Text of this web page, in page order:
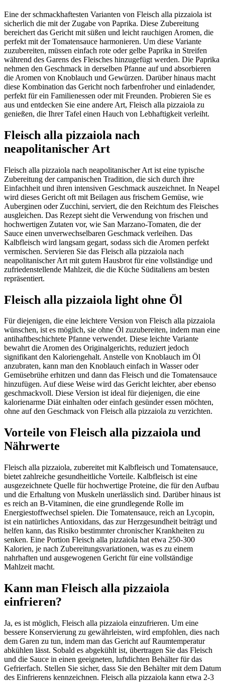
Eine der schmackhaftesten Varianten von Fleisch alla pizzaiola ist
sicherlich die mit der Zugabe von Paprika. Diese Zubereitung
bereichert das Gericht mit süßen und leicht rauchigen Aromen, die
perfekt mit der Tomatensauce harmonieren. Um diese Variante
zuzubereiten, müssen einfach rote oder gelbe Paprika in Streifen
während des Garens des Fleisches hinzugefügt werden. Die Paprika
nehmen den Geschmack in derselben Pfanne auf und absorbieren
die Aromen von Knoblauch und Gewürzen. Darüber hinaus macht
diese Kombination das Gericht noch farbenfroher und einladender,
perfekt für ein Familienessen oder mit Freunden. Probieren Sie es
aus und entdecken Sie eine andere Art, Fleisch alla pizzaiola zu
genießen, die Ihrer Tafel einen Hauch von Lebhaftigkeit verleiht.
Fleisch alla pizzaiola nach
neapolitanischer Art
Fleisch alla pizzaiola nach neapolitanischer Art ist eine typische
Zubereitung der campanischen Tradition, die sich durch ihre
Einfachheit und ihren intensiven Geschmack auszeichnet. In Neapel
wird dieses Gericht oft mit Beilagen aus frischem Gemüse, wie
Auberginen oder Zucchini, serviert, die den Reichtum des Fleisches
ausgleichen. Das Rezept sieht die Verwendung von frischen und
hochwertigen Zutaten vor, wie San Marzano-Tomaten, die der
Sauce einen unverwechselbaren Geschmack verleihen. Das
Kalbfleisch wird langsam gegart, sodass sich die Aromen perfekt
vermischen. Servieren Sie das Fleisch alla pizzaiola nach
neapolitanischer Art mit gutem Hausbrot für eine vollständige und
zufriedenstellende Mahlzeit, die die Küche Süditaliens am besten
repräsentiert.
Fleisch alla pizzaiola light ohne Öl
Für diejenigen, die eine leichtere Version von Fleisch alla pizzaiola
wünschen, ist es möglich, sie ohne Öl zuzubereiten, indem man eine
antihaftbeschichtete Pfanne verwendet. Diese leichte Variante
bewahrt die Aromen des Originalgerichts, reduziert jedoch
signifikant den Kaloriengehalt. Anstelle von Knoblauch im Öl
anzubraten, kann man den Knoblauch einfach in Wasser oder
Gemüsebrühe erhitzen und dann das Fleisch und die Tomatensauce
hinzufügen. Auf diese Weise wird das Gericht leichter, aber ebenso
geschmackvoll. Diese Version ist ideal für diejenigen, die eine
kalorienarme Diät einhalten oder einfach gesünder essen möchten,
ohne auf den Geschmack von Fleisch alla pizzaiola zu verzichten.
Vorteile von Fleisch alla pizzaiola und
Nährwerte
Fleisch alla pizzaiola, zubereitet mit Kalbfleisch und Tomatensauce,
bietet zahlreiche gesundheitliche Vorteile. Kalbfleisch ist eine
ausgezeichnete Quelle für hochwertige Proteine, die für den Aufbau
und die Erhaltung von Muskeln unerlässlich sind. Darüber hinaus ist
es reich an B-Vitaminen, die eine grundlegende Rolle im
Energiestoffwechsel spielen. Die Tomatensauce, reich an Lycopin,
ist ein natürliches Antioxidans, das zur Herzgesundheit beiträgt und
helfen kann, das Risiko bestimmter chronischer Krankheiten zu
senken. Eine Portion Fleisch alla pizzaiola hat etwa 250-300
Kalorien, je nach Zubereitungsvariationen, was es zu einem
nahrhaften und ausgewogenen Gericht für eine vollständige
Mahlzeit macht.
Kann man Fleisch alla pizzaiola
einfrieren?
Ja, es ist möglich, Fleisch alla pizzaiola einzufrieren. Um eine
bessere Konservierung zu gewährleisten, wird empfohlen, dies nach
dem Garen zu tun, indem man das Gericht auf Raumtemperatur
abkühlen lässt. Sobald es abgekühlt ist, übertragen Sie das Fleisch
und die Sauce in einen geeigneten, luftdichten Behälter für das
Gefrierfach. Stellen Sie sicher, dass Sie den Behälter mit dem Datum
des Einfrierens kennzeichnen. Fleisch alla pizzaiola kann etwa 2-3